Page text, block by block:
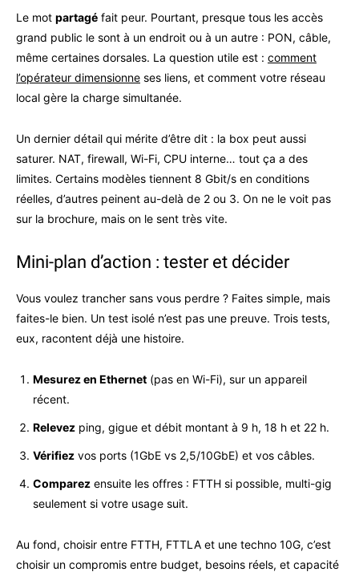
Le mot partagé fait peur. Pourtant, presque tous les accès
grand public le sont à un endroit ou à un autre : PON, câble,
même certaines dorsales. La question utile est : comment
l’opérateur dimensionne ses liens, et comment votre réseau
local gère la charge simultanée.
Un dernier détail qui mérite d’être dit : la box peut aussi
saturer. NAT, firewall, Wi-Fi, CPU interne… tout ça a des
limites. Certains modèles tiennent 8 Gbit/s en conditions
réelles, d’autres peinent au-delà de 2 ou 3. On ne le voit pas
sur la brochure, mais on le sent très vite.
Mini-plan d’action : tester et décider
Vous voulez trancher sans vous perdre ? Faites simple, mais
faites-le bien. Un test isolé n’est pas une preuve. Trois tests,
eux, racontent déjà une histoire.
Mesurez en Ethernet (pas en Wi-Fi), sur un appareil
récent.
Relevez ping, gigue et débit montant à 9 h, 18 h et 22 h.
Vérifiez vos ports (1GbE vs 2,5/10GbE) et vos câbles.
Comparez ensuite les offres : FTTH si possible, multi-gig
seulement si votre usage suit.
Au fond, choisir entre FTTH, FTTLA et une techno 10G, c’est
choisir un compromis entre budget, besoins réels, et capacité